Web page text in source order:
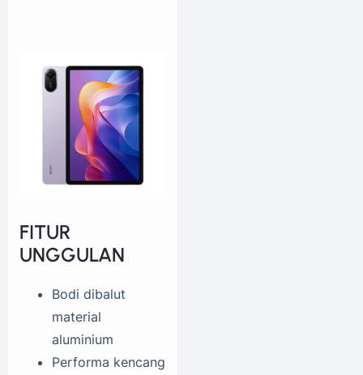
FITUR
UNGGULAN
Bodi dibalut
material
aluminium
Performa kencang